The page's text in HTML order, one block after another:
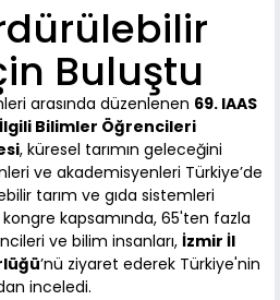
Buluştu
arasında düzenlenen 69. IAAS
Bilimler Öğrencileri
, küresel tarımın geleceğini
ve akademisyenleri Türkiye’de
tarım ve gıda sistemleri
kapsamında, 65'ten fazla
ve bilim insanları, İzmir İl
’nü ziyaret ederek Türkiye'nin
inceledi.